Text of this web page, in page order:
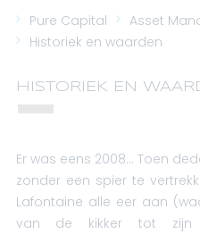
Pure Capital Asset
Historiek en waarden
HISTORIEK EN
Er was eens 2008… Toen
zonder een spier te
Lafontaine alle eer aan
van de kikker tot zijn